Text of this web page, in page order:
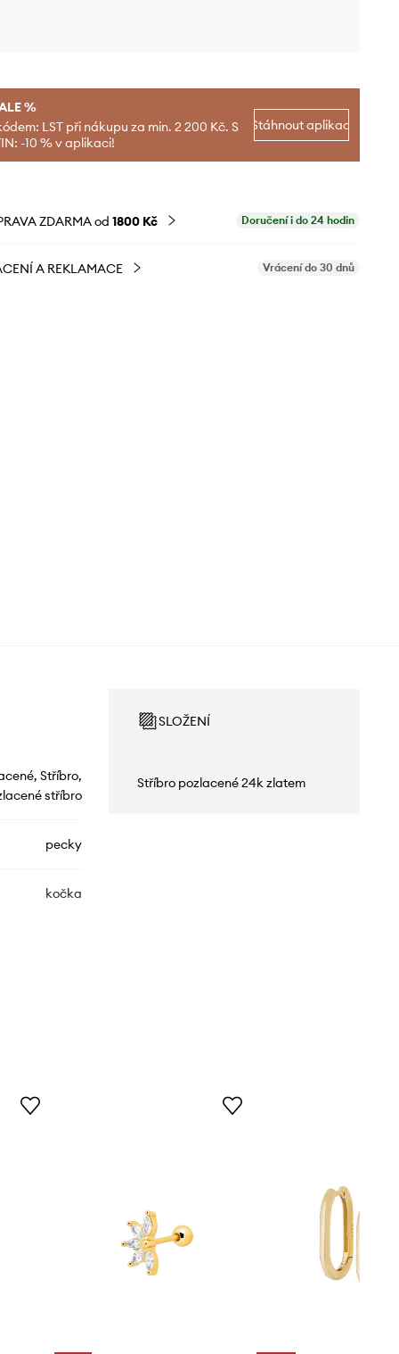
%
LST při nákupu za min. 2 200 Kč. S
-10 % v aplikaci!
Stáhnout aplikaci
ZDARMA od 1800 Kč Doručení i do 24 hodin
A REKLAMACE Vrácení do 30 dnů
Stříbro,
stříbro
pecky
kočka
SLOŽENÍ
Stříbro pozlacené 24k zlatem